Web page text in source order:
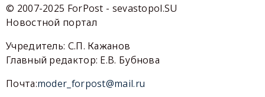
© 2007-2025 ForPost - sevastopol.SU
Новостной портал
Учредитель: С.П. Кажанов
Главный редактор: Е.В. Бубнова
Почта:moder_forpost@mail.ru